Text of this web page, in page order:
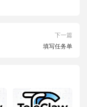
下一篇
填写任务单